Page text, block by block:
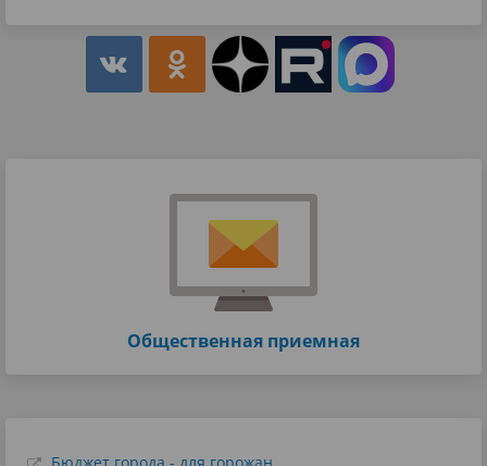
Общественная приемная